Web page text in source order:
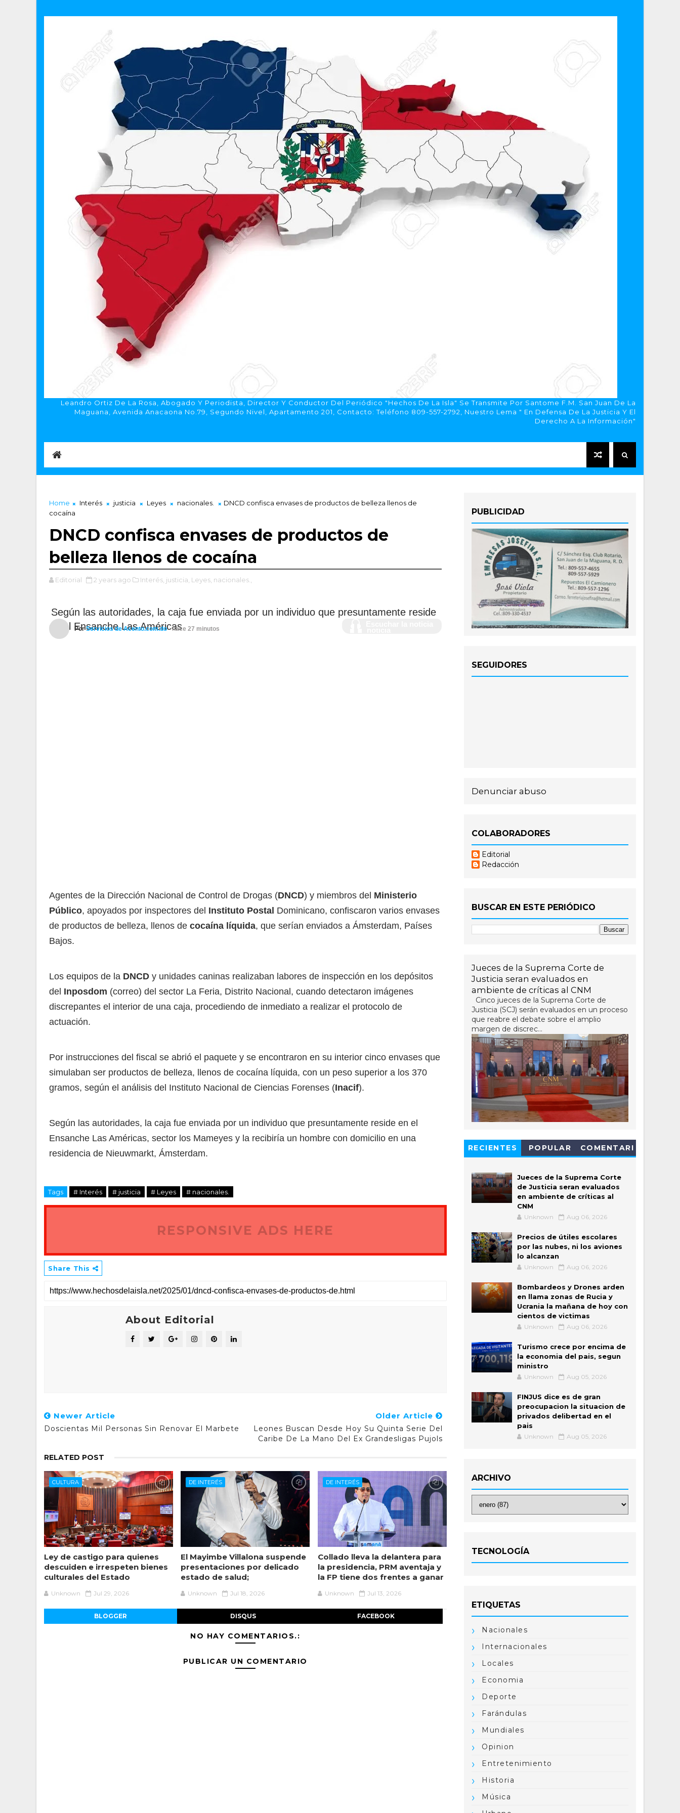
Leandro Ortiz De La Rosa, Abogado Y Periodista, Director Y Conductor Del Periódico "Hechos De La Isla" Se Transmite Por Santome F.M. San Juan De La
Maguana, Avenida Anacaona No.79, Segundo Nivel, Apartamento 201, Contacto: Teléfono 809-557-2792, Nuestro Lema " En Defensa De La Justicia Y El
Derecho A La Información"
Home Interés justicia Leyes nacionales.
DNCD confisca envases de productos de belleza llenos de
cocaína
DNCD confisca envases de productos de
belleza llenos de cocaína
Editorial 2 years ago Interés, justicia, Leyes, nacionales.,
Según las autoridades, la caja fue enviada por un individuo que presuntamente reside
en el Ensanche Las Américas
PorServicios de Acento.com.do hace 27 minutos
Agentes de la Dirección Nacional de Control de Drogas (DNCD) y miembros del Ministerio
Público, apoyados por inspectores del Instituto Postal Dominicano, confiscaron varios envases
de productos de belleza, llenos de cocaína líquida, que serían enviados a Ámsterdam, Países
Bajos.
Los equipos de la DNCD y unidades caninas realizaban labores de inspección en los depósitos
del Inposdom (correo) del sector La Feria, Distrito Nacional, cuando detectaron imágenes
discrepantes el interior de una caja, procediendo de inmediato a realizar el protocolo de
actuación.
Por instrucciones del fiscal se abrió el paquete y se encontraron en su interior cinco envases que
simulaban ser productos de belleza, llenos de cocaína líquida, con un peso superior a los 370
gramos, según el análisis del Instituto Nacional de Ciencias Forenses (Inacif).
Según las autoridades, la caja fue enviada por un individuo que presuntamente reside en el
Ensanche Las Américas, sector los Mameyes y la recibiría un hombre con domicilio en una
residencia de Nieuwmarkt, Ámsterdam.
Tags # Interés # justicia # Leyes # nacionales.
RESPONSIVE ADS HERE
Share This
About Editorial
Newer Article
Doscientas Mil Personas Sin Renovar El Marbete
Older Article
Leones Buscan Desde Hoy Su Quinta Serie Del
Caribe De La Mano Del Ex Grandesligas Pujols
RELATED POST
CULTURA
Ley de castigo para quienes
descuiden e irrespeten bienes
culturales del Estado
Unknown Jul 29, 2026
DE INTERÉS
El Mayimbe Villalona suspende
presentaciones por delicado
estado de salud;
Unknown Jul 18, 2026
DE INTERÉS
Collado lleva la delantera para
la presidencia, PRM aventaja y
la FP tiene dos frentes a ganar
Unknown Jul 13, 2026
BLOGGER DISQUS FACEBOOK
NO HAY COMENTARIOS.:
PUBLICAR UN COMENTARIO
PUBLICIDAD
SEGUIDORES
Denunciar abuso
COLABORADORES
Editorial
Redacción
BUSCAR EN ESTE PERIÓDICO
Jueces de la Suprema Corte de
Justicia seran evaluados en
ambiente de críticas al CNM
Cinco jueces de la Suprema Corte de
Justicia (SCJ) serán evaluados en un proceso
que reabre el debate sobre el amplio
margen de discrec...
RECIENTES POPULAR
COMENTARI
Jueces de la Suprema Corte
de Justicia seran evaluados
en ambiente de críticas al
CNM
Unknown Aug 06, 2026
Precios de útiles escolares
por las nubes, ni los aviones
lo alcanzan
Unknown Aug 06, 2026
Bombardeos y Drones arden
en llama zonas de Rucia y
Ucrania la mañana de hoy con
cientos de victimas
Unknown Aug 06, 2026
Turismo crece por encima de
la economia del pais, segun
ministro
Unknown Aug 05, 2026
FINJUS dice es de gran
preocupacion la situacion de
privados delibertad en el
pais
Unknown Aug 05, 2026
ARCHIVO
TECNOLOGÍA
ETIQUETAS
Nacionales
Internacionales
Locales
Economia
Deporte
Farándulas
Mundiales
Opinion
Entretenimiento
Historia
Música